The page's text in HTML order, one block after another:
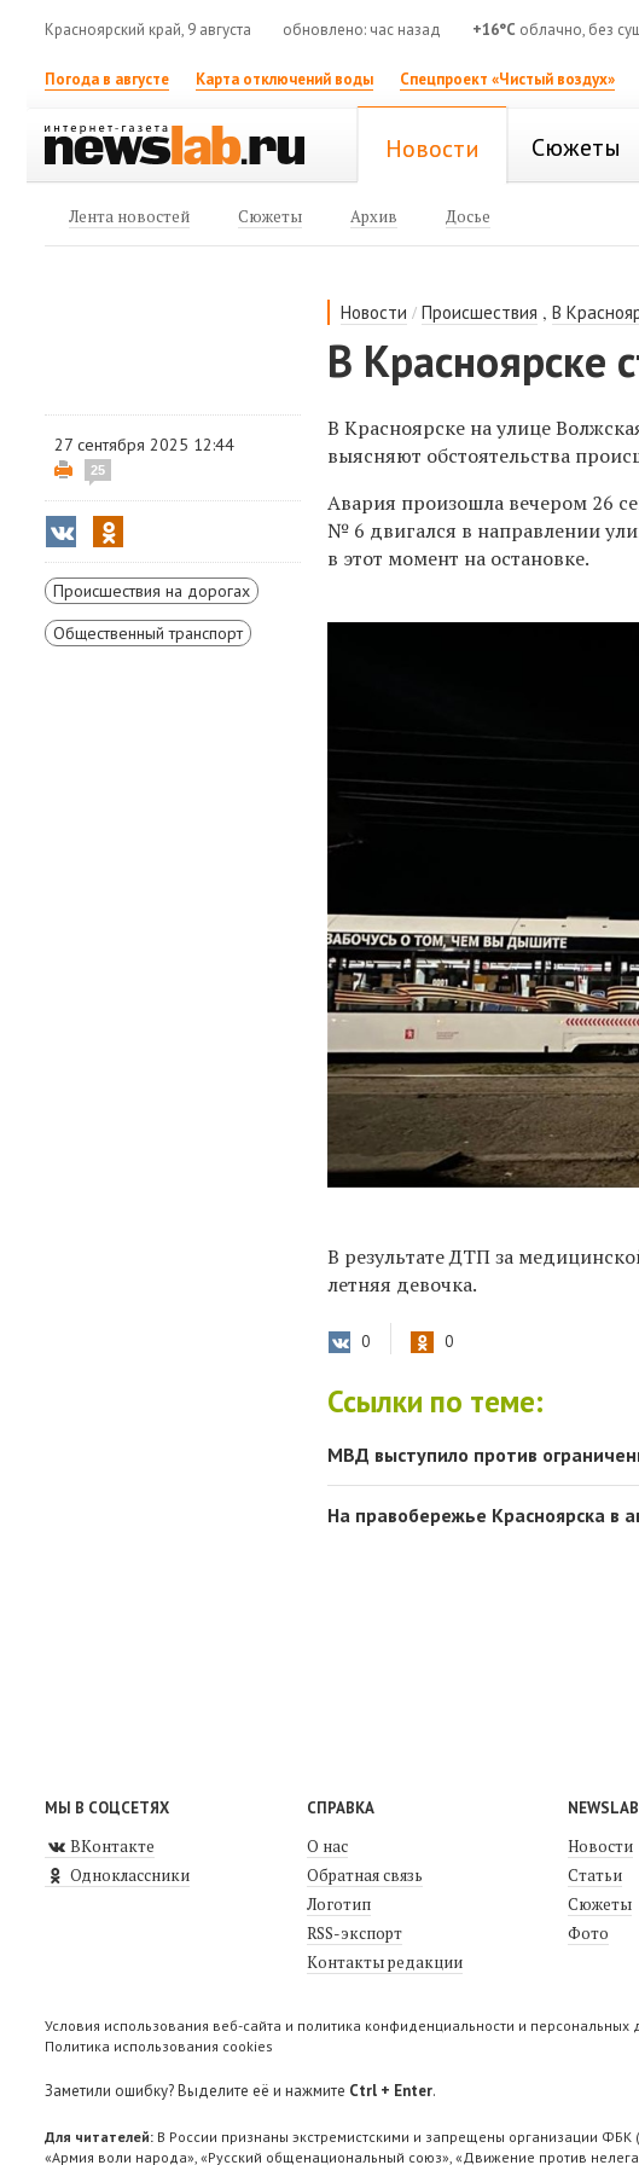
Красноярский край, 9 августа обновлено: час назад +16°C облачно, без
Погода в августе Карта отключений воды Спецпроект «Чистый воздух»
Новости Сюжеты
Лента новостей Сюжеты Архив Досье
Новости /Происшествия ,В
В Красноярске
27 сентября 2025 12:44
25
Происшествия на дорогах
Общественный транспорт
В Красноярске на улице
выясняют обстоятельства
Авария произошла вечером 26
№ 6 двигался в направлении
в этот момент на остановке.
В результате ДТП за
летняя девочка.
0 0
Ссылки по теме:
МВД выступило против
На правобережье Красноярска в
МЫ В СОЦСЕТЯХ
ВКонтакте
Одноклассники
СПРАВКА
О нас
Обратная связь
Логотип
RSS-экспорт
Контакты редакции
NEWSLAB
Новости
Статьи
Сюжеты
Фото
Условия использования веб-сайта и политика конфиденциальности и персональных
Политика использования cookies
Заметили ошибку? Выделите её и нажмите Ctrl + Enter.
Для читателей: В России признаны экстремистскими и запрещены организации
«Армия воли народа», «Русский общенациональный союз», «Движение против